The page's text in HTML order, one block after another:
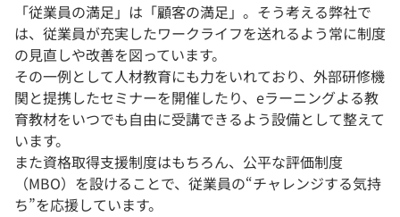
「従業員の満足」は「顧客の満足」。そう考える弊社で
は、従業員が充実したワークライフを送れるよう常に制度
の見直しや改善を図っています。
その一例として人材教育にも力をいれており、外部研修機
関と提携したセミナーを開催したり、eラーニングよる教
育教材をいつでも自由に受講できるよう設備として整えて
います。
また資格取得支援制度はもちろん、公平な評価制度
（MBO）を設けることで、従業員の“チャレンジする気持
ち”を応援しています。